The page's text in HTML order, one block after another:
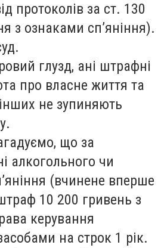
протоколів за ст. 130
з ознаками сп’яніння).
глузд, ані штрафні
про власне життя та
не зупиняють
що за
алкогольного чи
(вчинене вперше
10 200 гривень з
керування
на строк 1 рік.